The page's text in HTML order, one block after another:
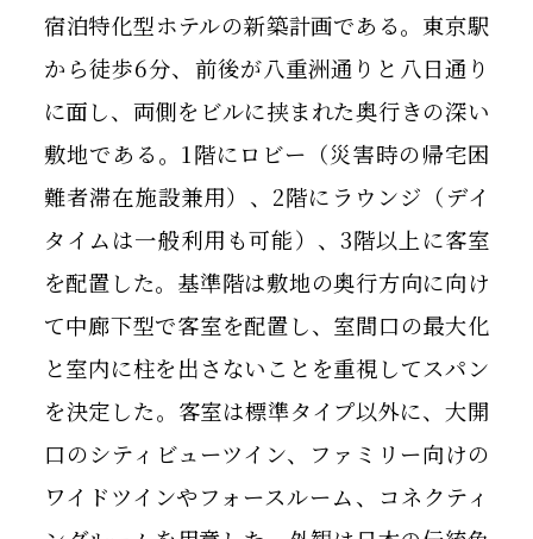
宿泊特化型ホテルの新築計画である。東京駅
から徒歩6分、前後が八重洲通りと八日通り
に面し、両側をビルに挟まれた奥行きの深い
敷地である。1階にロビー（災害時の帰宅困
難者滞在施設兼用）、2階にラウンジ（デイ
タイムは一般利用も可能）、3階以上に客室
を配置した。基準階は敷地の奥行方向に向け
て中廊下型で客室を配置し、室間口の最大化
と室内に柱を出さないことを重視してスパン
を決定した。客室は標準タイプ以外に、大開
口のシティビューツイン、ファミリー向けの
ワイドツインやフォースルーム、コネクティ